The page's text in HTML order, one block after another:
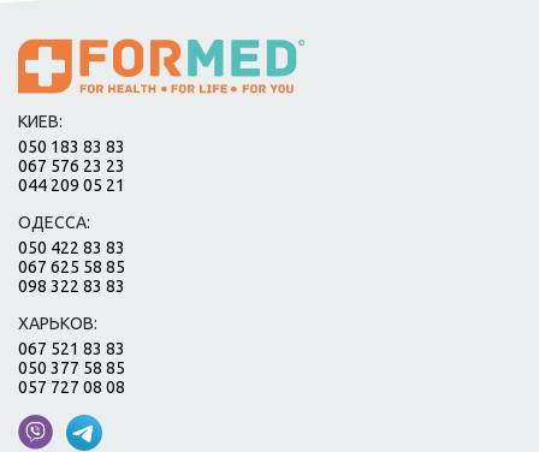
КИЕВ:
050 183 83 83
067 576 23 23
044 209 05 21
ОДЕССА:
050 422 83 83
067 625 58 85
098 322 83 83
ХАРЬКОВ:
067 521 83 83
050 377 58 85
057 727 08 08